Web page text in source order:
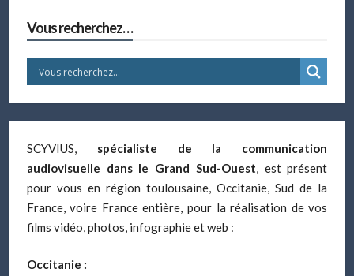
Vous recherchez…
SCYVIUS, spécialiste de la communication
audiovisuelle dans le Grand Sud-Ouest , est présent
pour vous en région toulousaine, Occitanie, Sud de la
France, voire France entière, pour la réalisation de vos
films vidéo, photos, infographie et web :
Occitanie :